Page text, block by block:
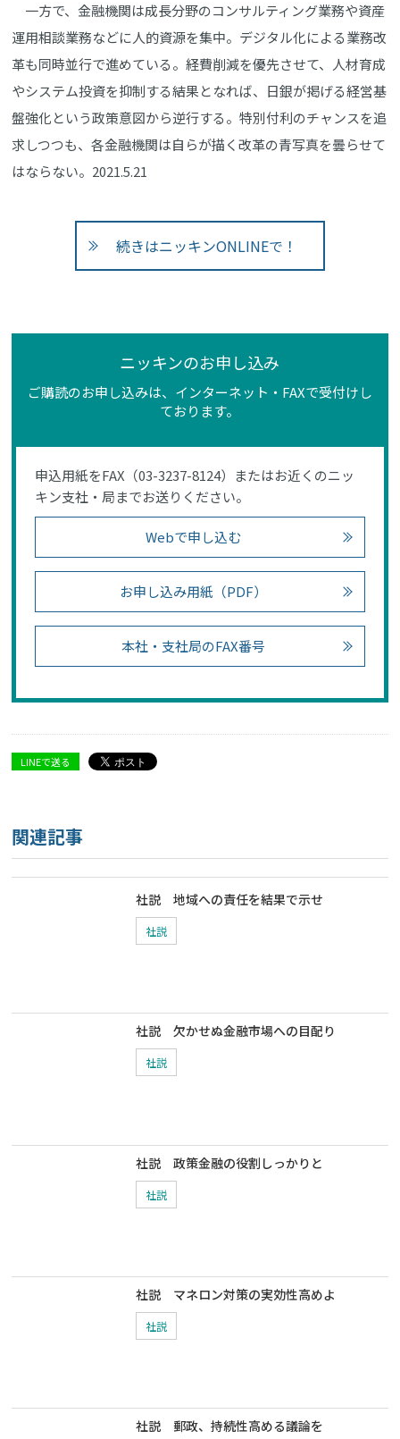
一方で、金融機関は成長分野のコンサルティング業務や資産
運用相談業務などに人的資源を集中。デジタル化による業務改
革も同時並行で進めている。経費削減を優先させて、人材育成
やシステム投資を抑制する結果となれば、日銀が掲げる経営基
盤強化という政策意図から逆行する。特別付利のチャンスを追
求しつつも、各金融機関は自らが描く改革の青写真を曇らせて
はならない。2021.5.21
続きはニッキンONLINEで！
ニッキンのお申し込み
ご購読のお申し込みは、インターネット・FAXで受付けし
ております。
申込用紙をFAX（03-3237-8124）またはお近くのニッ
キン支社・局までお送りください。
Webで申し込む
お申し込み用紙（PDF）
本社・支社局のFAX番号
LINEで送る
関連記事
社説 地域への責任を結果で示せ
社説
社説 欠かせぬ金融市場への目配り
社説
社説 政策金融の役割しっかりと
社説
社説 マネロン対策の実効性高めよ
社説
社説 郵政、持続性高める議論を